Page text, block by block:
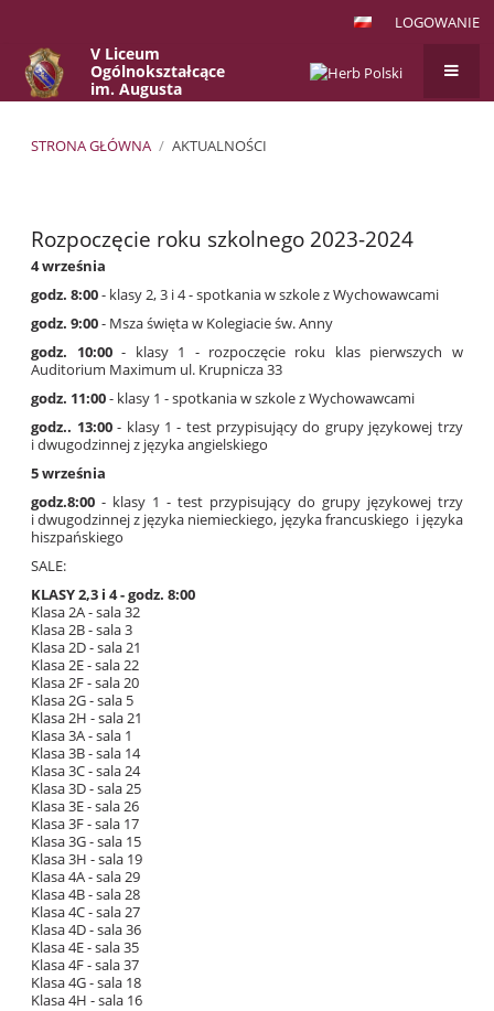
LOGOWANIE
V Liceum
Ogólnokształcące
im. Augusta
Witkowskiego
STRONA GŁÓWNA / AKTUALNOŚCI
Rozpoczęcie roku szkolnego 2023-2024
4 września
godz. 8:00- klasy 2, 3 i 4 - spotkania w szkole z Wychowawcami
godz. 9:00- Msza święta w Kolegiacie św. Anny
godz. 10:00- klasy 1 - rozpoczęcie roku klas pierwszych w
Auditorium Maximum ul. Krupnicza 33
godz. 11:00- klasy 1 - spotkania w szkole z Wychowawcami
godz.. 13:00- klasy 1 - test przypisujący do grupy językowej trzy
i dwugodzinnej z języka angielskiego
5 września
godz.8:00 - klasy 1 - test przypisujący do grupy językowej trzy
i dwugodzinnej z języka niemieckiego, języka francuskiego i języka
hiszpańskiego
SALE:
KLASY 2,3 i 4 - godz. 8:00
Klasa2A- sala32
Klasa 2B- sala3
Klasa2D- sala21
Klasa2E- sala22
Klasa2F- sala20
Klasa2G- sala 5
Klasa2H - sala21
Klasa3A- sala 1
Klasa3B- sala 14
Klasa3C- sala24
Klasa3D- sala25
Klasa3E- sala26
Klasa3F- sala 17
Klasa3G- sala 15
Klasa3H - sala 19
Klasa4A- sala29
Klasa4B- sala28
Klasa4C- sala27
Klasa4D- sala36
Klasa4E- sala35
Klasa4F- sala37
Klasa4G- sala 18
Klasa4H - sala 16